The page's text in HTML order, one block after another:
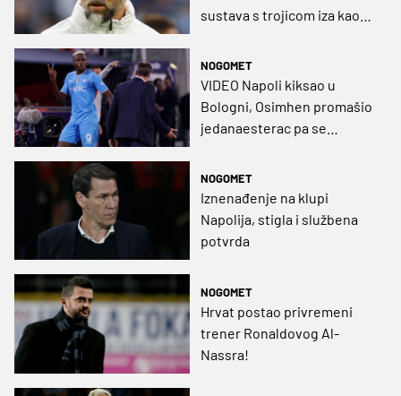
sustava s trojicom iza kao
NOGOMET
VIDEO Napoli kiksao u
Bologni, Osimhen promašio
jedanaesterac pa se
NOGOMET
Iznenađenje na klupi
Napolija, stigla i službena
potvrda
NOGOMET
Hrvat postao privremeni
trener Ronaldovog Al-
Nassra!